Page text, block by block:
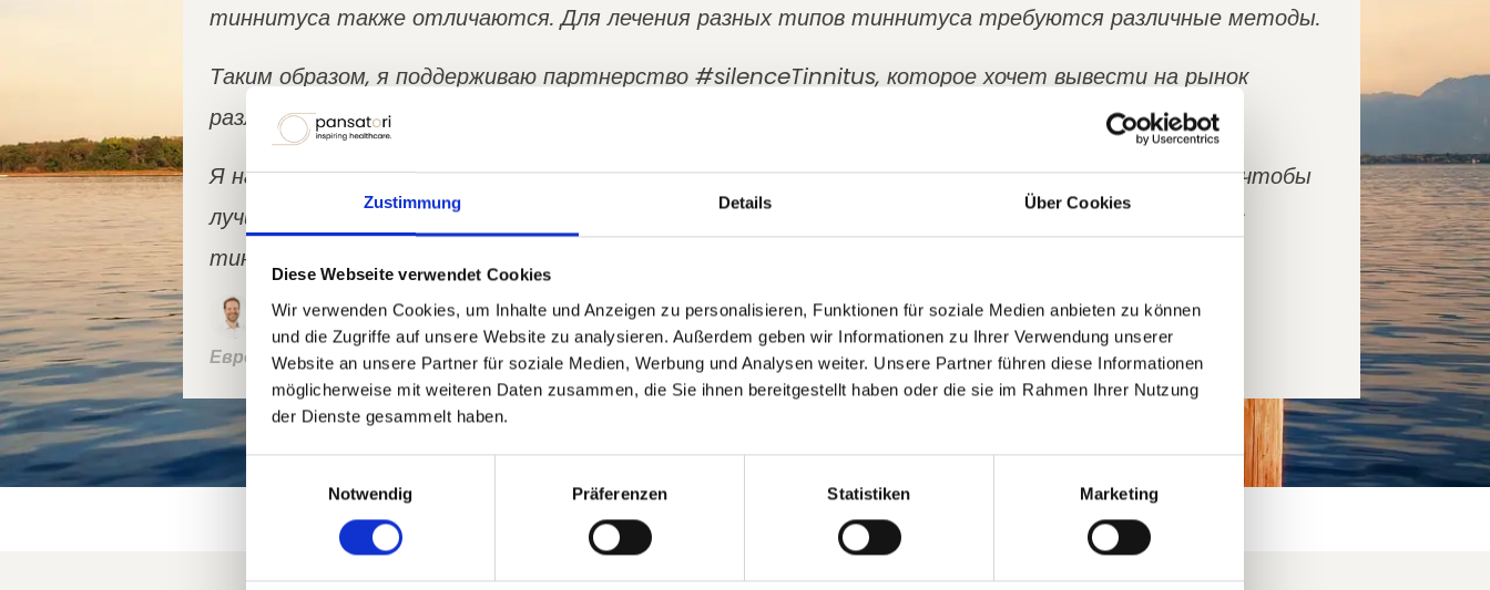
Zustimmung Details Über Cookies
Diese Webseite verwendet Cookies
Wir verwenden Cookies, um Inhalte und Anzeigen zu personalisieren, Funktionen für soziale Medien anbieten zu können
und die Zugriffe auf unsere Website zu analysieren. Außerdem geben wir Informationen zu Ihrer Verwendung unserer
Website an unsere Partner für soziale Medien, Werbung und Analysen weiter. Unsere Partner führen diese Informationen
möglicherweise mit weiteren Daten zusammen, die Sie ihnen bereitgestellt haben oder die sie im Rahmen Ihrer Nutzung
der Dienste gesammelt haben.
Notwendig
Präferenzen Statistiken Marketing
тиннитуса также отличаются. Для лечения разных типов тиннитуса требуются различные методы.
Таким образом, я поддерживаю партнерство #silenceTinnitus, которое хочет вывести на рынок
различные эмпирически проверенные методы терапии тиннитуса.
Я надеюсь, что с данными из этого партнерства мы также сможем продвинуть исследование, чтобы
лучше определить, какой метод терапии является наилучшим решением для какого пациента с
тиннитусом.
Проф. д-р Винфрид Шлее • Эксперт по тиннитусуESIT (
Европейская школа междисциплинарных исследований тиннитуса); Университетская клиника Регенсбурга